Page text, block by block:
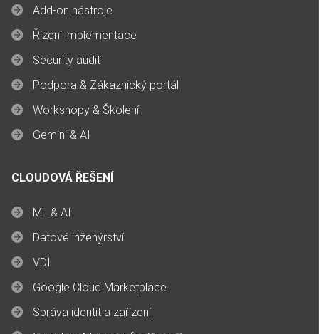
Add-on nástroje
Řízení implementace
Security audit
Podpora & Zákaznický portál
Workshopy & Školení
Gemini & AI
CLOUDOVÁ ŘEŠENÍ
ML & AI
Datové inženýrství
VDI
Google Cloud Marketplace
Správa identit a zařízení